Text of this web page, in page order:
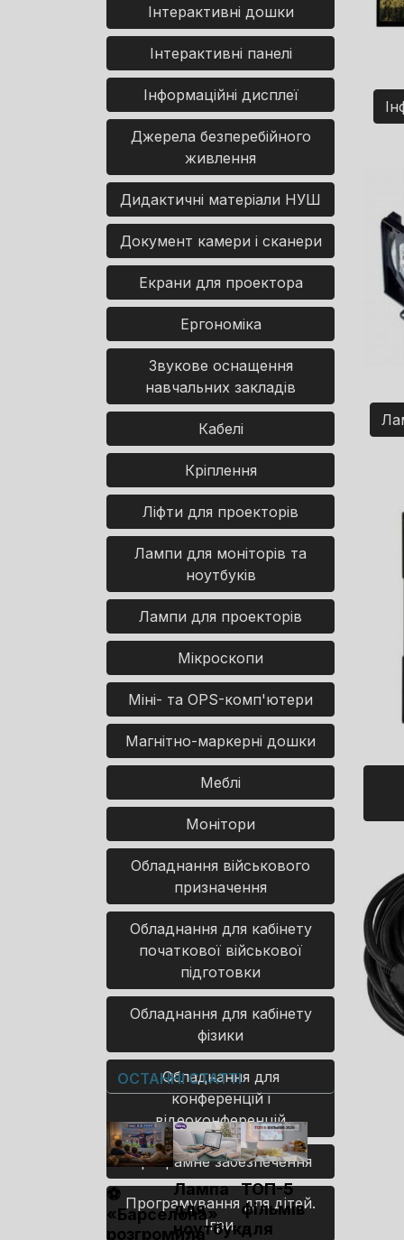
Інтерактивні дошки
Інтерактивні панелі
Інформаційні дисплеї
Джерела безперебійного
живлення
Дидактичні матеріали НУШ
Документ камери і сканери
Екрани для проектора
Ергономіка
Звукове оснащення
навчальних закладів
Кабелі
Кріплення
Ліфти для проекторів
Лампи для моніторів та
ноутбуків
Лампи для проекторів
Мікроскопи
Міні- та OPS-комп'ютери
Магнітно-маркерні дошки
Меблі
Монітори
Обладнання військового
призначення
Обладнання для кабінету
початкової військової
підготовки
Обладнання для кабінету
фізики
Обладнання для
конференцій і
відеоконференцій
Програмне забезпечення
Програмування для дітей.
Ігри.
ОСТАННІ СТАТТІ
⚽
«Барселона»
розгромила
Лампа
для
ноутбука
ТОП-5
фільмів
для